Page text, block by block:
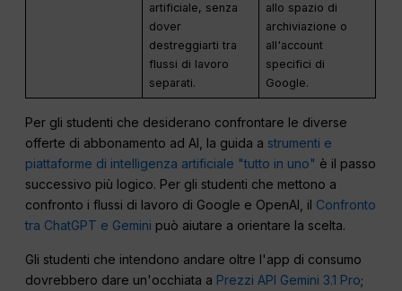
artificiale, senza
dover
destreggiarti tra
flussi di lavoro
separati.
allo spazio di
archiviazione o
all'account
specifici di
Google.
Per gli studenti che desiderano confrontare le diverse
offerte di abbonamento ad AI, la guida a strumenti e
piattaforme di intelligenza artificiale "tutto in uno" è il passo
successivo più logico. Per gli studenti che mettono a
confronto i flussi di lavoro di Google e OpenAI, il Confronto
tra ChatGPT e Gemini può aiutare a orientare la scelta.
Gli studenti che intendono andare oltre l'app di consumo
dovrebbero dare un'occhiata a Prezzi API Gemini 3.1 Pro;